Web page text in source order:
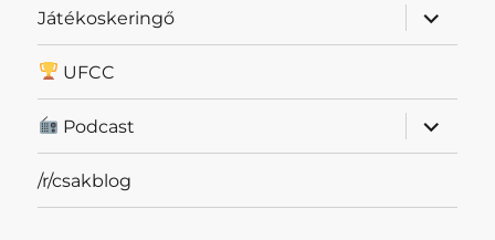
Játékoskeringő
almenü
UFCC
Podcast
almenü
/r/csakblog